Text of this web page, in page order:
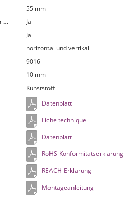
55 mm
Convient pour une installation encastrée:
Ja
Ja
horizontal und vertikal
9016
10 mm
Kunststoff
Datenblatt
Fiche technique
Datenblatt
RoHS-Konformitätserklärung
REACH-Erklärung
Montageanleitung